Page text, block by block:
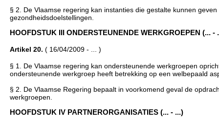
§ 2. De Vlaamse regering kan instanties die gestalte kunnen
gezondheidsdoelstellingen.
HOOFDSTUK III ONDERSTEUNENDE WERKGROEPEN (... -
Artikel 20. ( 16/04/2009 - ... )
§ 1. De Vlaamse regering kan ondersteunende werkgroepen
ondersteunende werkgroep heeft betrekking op een welbepaald
§ 2. De Vlaamse Regering bepaalt in voorkomend geval de
werkgroepen.
HOOFDSTUK IV PARTNERORGANISATIES (... - ...)